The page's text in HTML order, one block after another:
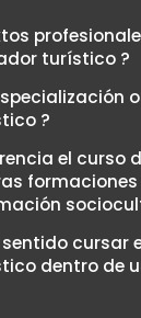
turístico ?
?
el curso
cursar
dentro de